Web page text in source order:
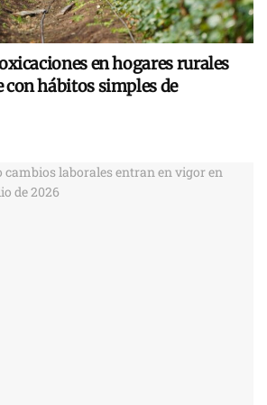
en hogares rurales
con hábitos simples de